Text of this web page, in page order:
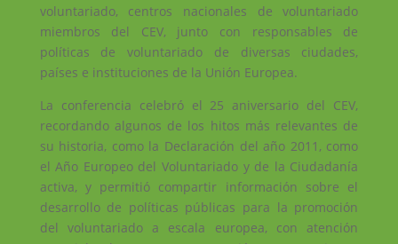
voluntariado, centros nacionales de voluntariado
miembros del CEV, junto con responsables de
políticas de voluntariado de diversas ciudades,
países e instituciones de la Unión Europea.
La conferencia celebró el 25 aniversario del CEV,
recordando algunos de los hitos más relevantes de
su historia, como la Declaración del año 2011, como
el Año Europeo del Voluntariado y de la Ciudadanía
activa, y permitió compartir información sobre el
desarrollo de políticas públicas para la promoción
del voluntariado a escala europea, con atención